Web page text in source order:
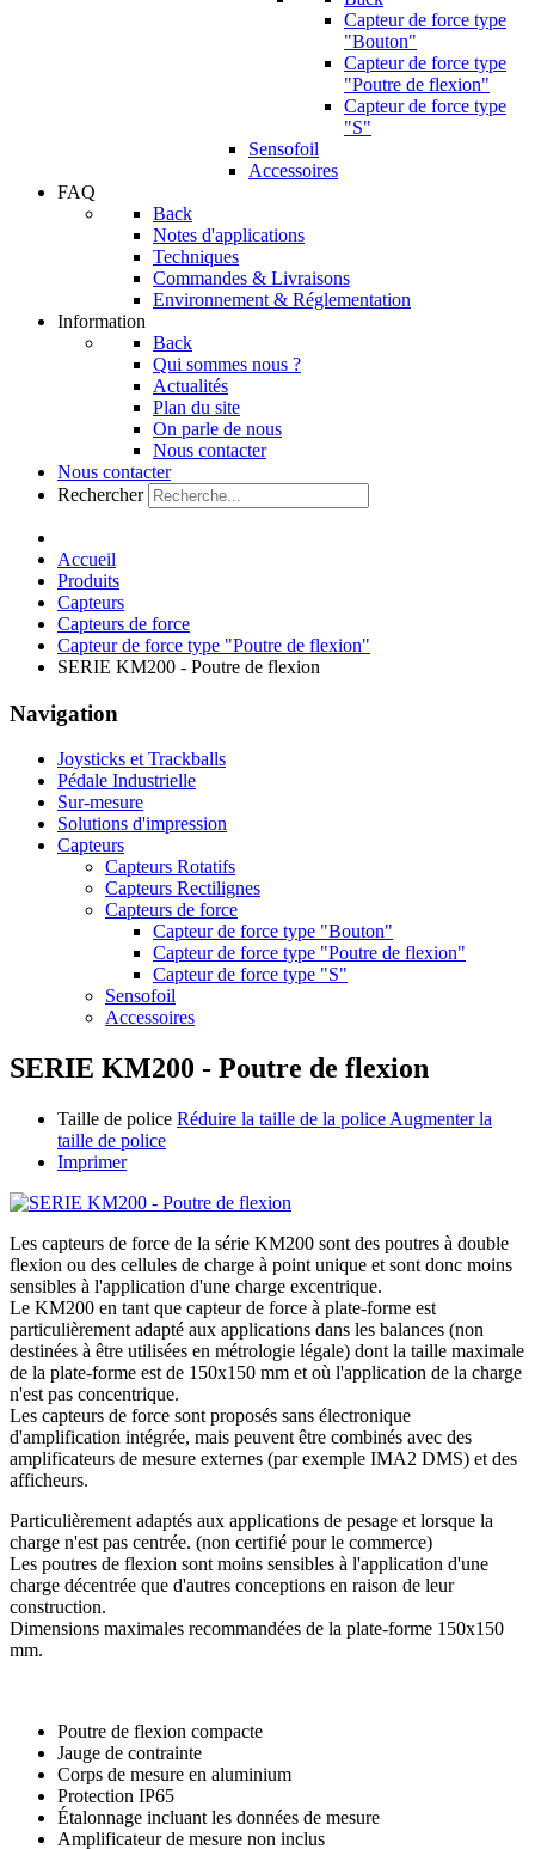
Capteur de force type
"Bouton"
Capteur de force type
"Poutre de flexion"
Capteur de force type
"S"
Sensofoil
Accessoires
FAQ
Back
Notes d'applications
Techniques
Commandes & Livraisons
Environnement & Réglementation
Information
Back
Qui sommes nous ?
Actualités
Plan du site
On parle de nous
Nous contacter
Nous contacter
Rechercher
Accueil
Produits
Capteurs
Capteurs de force
Capteur de force type "Poutre de flexion"
SERIE KM200 - Poutre de flexion
Navigation
Joysticks et Trackballs
Pédale Industrielle
Sur-mesure
Solutions d'impression
Capteurs
Capteurs Rotatifs
Capteurs Rectilignes
Capteurs de force
Capteur de force type "Bouton"
Capteur de force type "Poutre de flexion"
Capteur de force type "S"
Sensofoil
Accessoires
SERIE KM200 - Poutre de flexion
Taille de police Réduire la taille de la police Augmenter la
taille de police
Imprimer
Les capteurs de force de la série KM200 sont des poutres à double
flexion ou des cellules de charge à point unique et sont donc moins
sensibles à l'application d'une charge excentrique.
Le KM200 en tant que capteur de force à plate-forme est
particulièrement adapté aux applications dans les balances (non
destinées à être utilisées en métrologie légale) dont la taille maximale
de la plate-forme est de 150x150 mm et où l'application de la charge
n'est pas concentrique.
Les capteurs de force sont proposés sans électronique
d'amplification intégrée, mais peuvent être combinés avec des
amplificateurs de mesure externes (par exemple IMA2 DMS) et des
afficheurs.
Particulièrement adaptés aux applications de pesage et lorsque la
charge n'est pas centrée. (non certifié pour le commerce)
Les poutres de flexion sont moins sensibles à l'application d'une
charge décentrée que d'autres conceptions en raison de leur
construction.
Dimensions maximales recommandées de la plate-forme 150x150
mm.
Poutre de flexion compacte
Jauge de contrainte
Corps de mesure en aluminium
Protection IP65
Étalonnage incluant les données de mesure
Amplificateur de mesure non inclus